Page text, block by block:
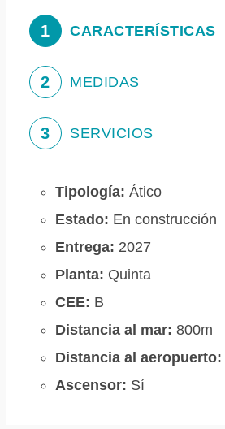
1 CARACTERÍSTICAS
2 MEDIDAS
3 SERVICIOS
Tipología: Ático
Estado: En construcción
Entrega: 2027
Planta: Quinta
CEE: B
Distancia al mar: 800m
Distancia al aeropuerto:
Ascensor: Sí